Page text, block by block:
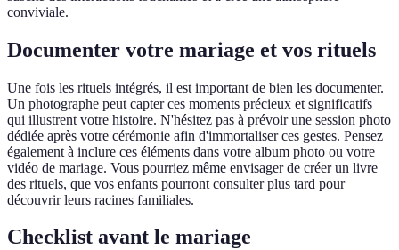
conviviale.
Documenter votre mariage et vos rituels
Une fois les rituels intégrés, il est important de bien les documenter.
Un photographe peut capter ces moments précieux et significatifs
qui illustrent votre histoire. N'hésitez pas à prévoir une session photo
dédiée après votre cérémonie afin d'immortaliser ces gestes. Pensez
également à inclure ces éléments dans votre album photo ou votre
vidéo de mariage. Vous pourriez même envisager de créer un livre
des rituels, que vos enfants pourront consulter plus tard pour
découvrir leurs racines familiales.
Checklist avant le mariage